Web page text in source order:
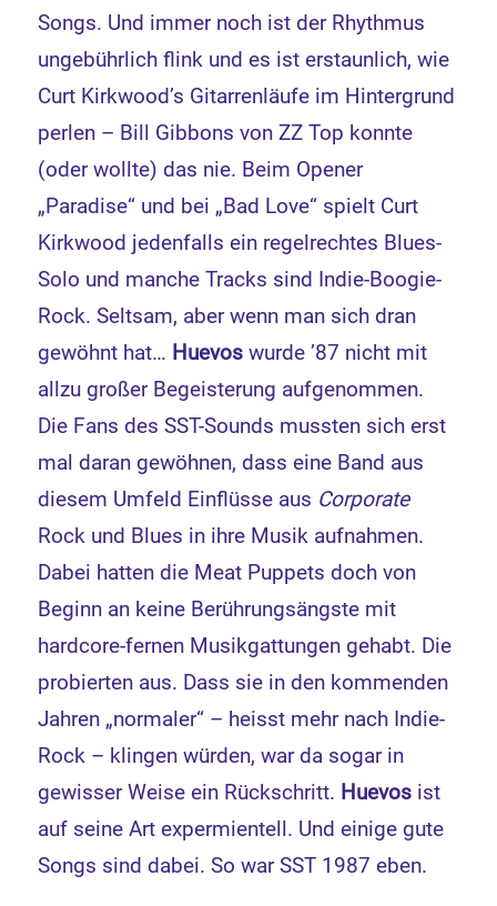
Songs. Und immer noch ist der Rhythmus
ungebührlich flink und es ist erstaunlich, wie
Curt Kirkwood’s Gitarrenläufe im Hintergrund
perlen – Bill Gibbons von ZZ Top konnte
(oder wollte) das nie. Beim Opener
„Paradise“ und bei „Bad Love“ spielt Curt
Kirkwood jedenfalls ein regelrechtes Blues-
Solo und manche Tracks sind Indie-Boogie-
Rock. Seltsam, aber wenn man sich dran
gewöhnt hat… Huevos wurde ’87 nicht mit
allzu großer Begeisterung aufgenommen.
Die Fans des SST-Sounds mussten sich erst
mal daran gewöhnen, dass eine Band aus
diesem Umfeld Einflüsse aus Corporate
Rock und Blues in ihre Musik aufnahmen.
Dabei hatten die Meat Puppets doch von
Beginn an keine Berührungsängste mit
hardcore-fernen Musikgattungen gehabt. Die
probierten aus. Dass sie in den kommenden
Jahren „normaler“ – heisst mehr nach Indie-
Rock – klingen würden, war da sogar in
gewisser Weise ein Rückschritt. Huevos ist
auf seine Art expermientell. Und einige gute
Songs sind dabei. So war SST 1987 eben.